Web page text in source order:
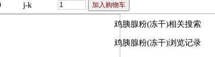
j-k
鸡胰腺粉(冻干)相关搜索
鸡胰腺粉(冻干)浏览记录